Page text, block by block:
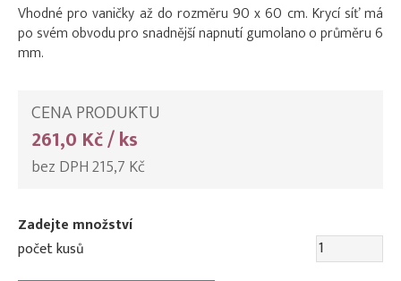
Vhodné pro vaničky až do rozměru 90 x 60 cm. Krycí síť má
po svém obvodu pro snadnější napnutí gumolano o průměru 6
mm.
CENA PRODUKTU
261,0 Kč / ks
bez DPH 215,7 Kč
Zadejte množství
počet kusů